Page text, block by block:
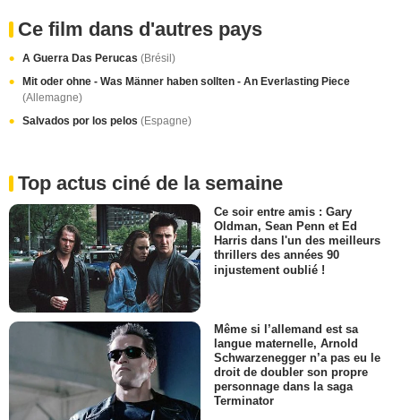
Ce film dans d'autres pays
A Guerra Das Perucas (Brésil)
Mit oder ohne - Was Männer haben sollten - An Everlasting Piece
(Allemagne)
Salvados por los pelos (Espagne)
Top actus ciné de la semaine
Ce soir entre amis : Gary
Oldman, Sean Penn et Ed
Harris dans l'un des meilleurs
thrillers des années 90
injustement oublié !
Même si l’allemand est sa
langue maternelle, Arnold
Schwarzenegger n’a pas eu le
droit de doubler son propre
personnage dans la saga
Terminator